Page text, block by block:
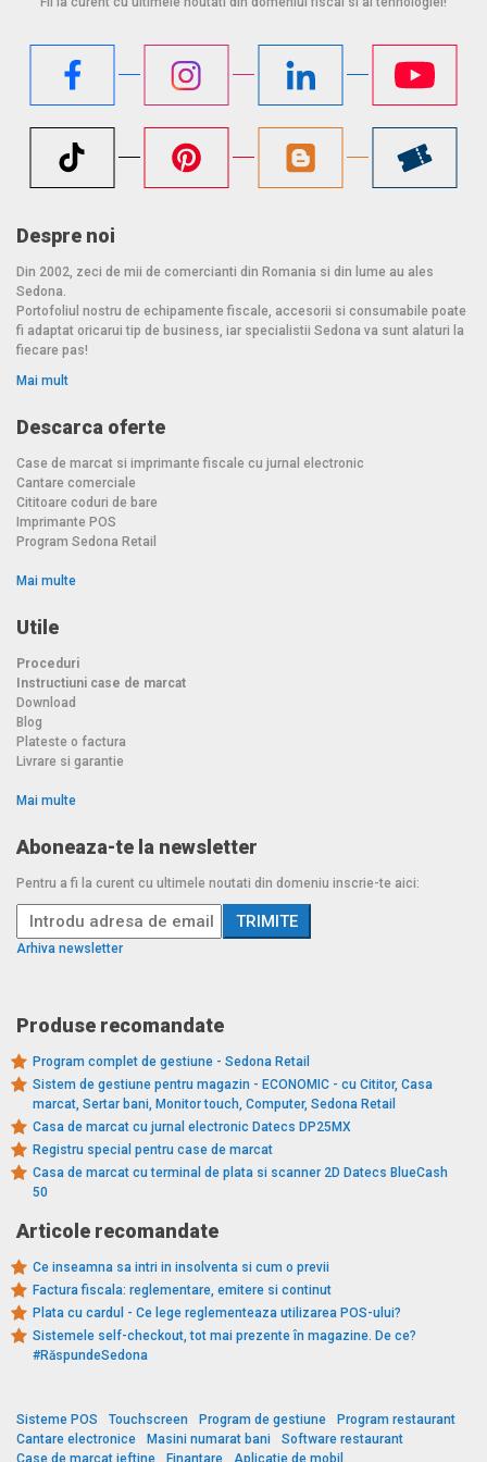
Despre noi
Din 2002, zeci de mii de comercianti din Romania si din lume au ales
Sedona.
Portofoliul nostru de echipamente fiscale, accesorii si consumabile poate
fi adaptat oricarui tip de business, iar specialistii Sedona va sunt alaturi la
fiecare pas!
Mai mult
Descarca oferte
Case de marcat si imprimante fiscale cu jurnal electronic
Cantare comerciale
Cititoare coduri de bare
Imprimante POS
Program Sedona Retail
Mai multe
Utile
Proceduri
Instructiuni case de marcat
Download
Blog
Plateste o factura
Livrare si garantie
Mai multe
Aboneaza-te la newsletter
Pentru a fi la curent cu ultimele noutati din domeniu inscrie-te aici:
Arhiva newsletter
Produse recomandate
Program complet de gestiune - Sedona Retail
Sistem de gestiune pentru magazin - ECONOMIC - cu Cititor, Casa
marcat, Sertar bani, Monitor touch, Computer, Sedona Retail
Casa de marcat cu jurnal electronic Datecs DP25MX
Registru special pentru case de marcat
Casa de marcat cu terminal de plata si scanner 2D Datecs BlueCash
50
Articole recomandate
Ce inseamna sa intri in insolventa si cum o previi
Factura fiscala: reglementare, emitere si continut
Plata cu cardul - Ce lege reglementeaza utilizarea POS-ului?
Sistemele self-checkout, tot mai prezente în magazine. De ce?
#RăspundeSedona
Sisteme POS Touchscreen Program de gestiune
Program restaurant
Cantare electronice
Masini numarat bani
Software restaurant
Case de marcat ieftine
Finantare Aplicatie de mobil